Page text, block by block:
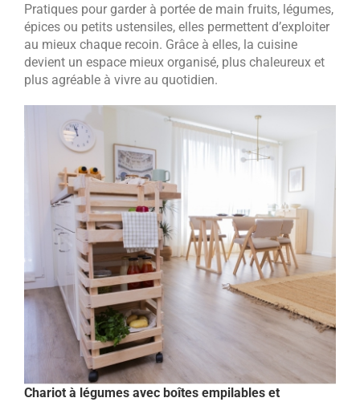
Pratiques pour garder à portée de main fruits, légumes,
épices ou petits ustensiles, elles permettent d’exploiter
au mieux chaque recoin. Grâce à elles, la cuisine
devient un espace mieux organisé, plus chaleureux et
plus agréable à vivre au quotidien.
Chariot à légumes avec boîtes empilables et